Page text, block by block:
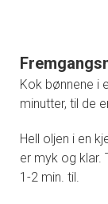
Kok bønnene i
minutter, til de
Hell oljen i en
er myk og klar.
1-2 min. til.